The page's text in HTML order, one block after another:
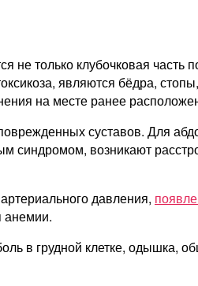
не только клубочковая
являются бёдра,
на месте ранее
суставов. Для
синдромом, возникают
давления,
анемии.
в грудной клетке, одышка,